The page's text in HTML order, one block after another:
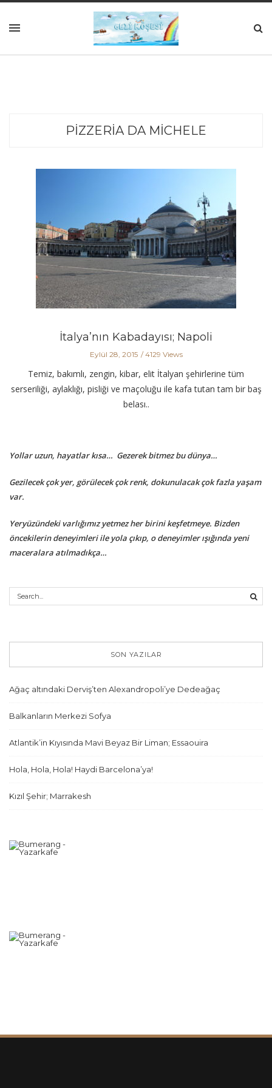
PIZZERIA DA MICHELE
İtalya’nın Kabadayısı; Napoli
Eylül 28, 2015 4129 Views
Temiz, bakımlı, zengin, kibar, elit İtalyan şehirlerine tüm
serseriliği, aylaklığı, pisliği ve maçoluğu ile kafa tutan tam bir baş
belası..
Yollar uzun, hayatlar kısa… Gezerek bitmez bu dünya…
Gezilecek çok yer, görülecek çok renk, dokunulacak çok fazla yaşam
var.
Yeryüzündeki varlığımız yetmez her birini keşfetmeye. Bizden
öncekilerin deneyimleri ile yola çıkıp, o deneyimler ışığında yeni
maceralara atılmadıkça…
SON YAZILAR
Ağaç altındaki Derviş’ten Alexandropoli’ye Dedeağaç
Balkanların Merkezi Sofya
Atlantik’in Kıyısında Mavi Beyaz Bir Liman; Essaouira
Hola, Hola, Hola! Haydi Barcelona’ya!
Kızıl Şehir; Marrakesh